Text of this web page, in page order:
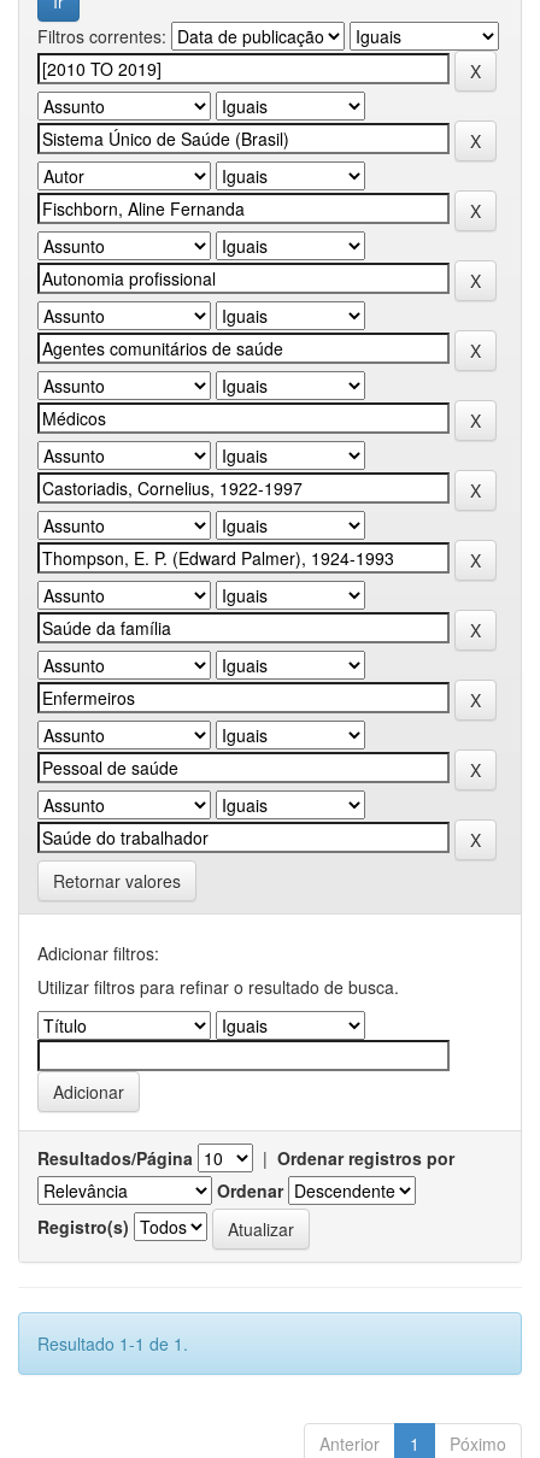
Filtros correntes:
Retornar valores
Adicionar filtros:
Utilizar filtros para refinar o resultado de busca.
Resultados/Página | Ordenar registros por
Ordenar
Registro(s)
Resultado 1-1 de 1.
Anterior 1 Póximo